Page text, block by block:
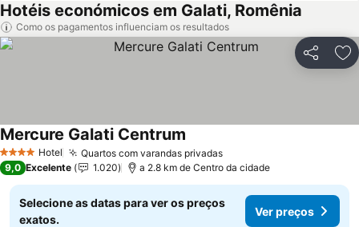
Hotéis económicos em Galati, Romênia
Como os pagamentos influenciam os resultados
Partilhar
4 EstrelasHotel Quartos com varandas privadasVer preços
Mercure Galati Centrum
9,0 Excelente 1.020 a 2.8 km de Centro da cidade
Selecione as datas para ver os preços
exatos.
Ver preços